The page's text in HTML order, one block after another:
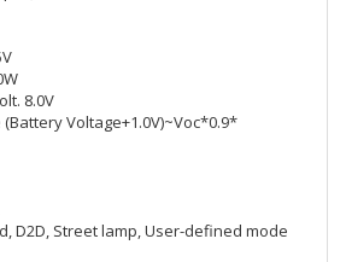
8.0V
Voltage+1.0V)~Voc*0.9*
D2D, Street lamp, User-defined mode